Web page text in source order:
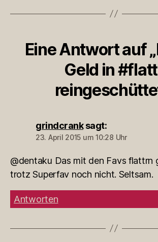
Eine Antwort auf
Geld in
grindcrank sagt:
23. April 2015 um 10:28 Uhr
@dentaku Das mit den Favs flattrn
trotz Superfav noch nicht. Seltsam.
Antworten